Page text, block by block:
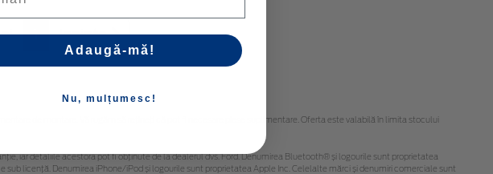
1 Inainte
de montare. Vă rugăm să rețineți că pot fi necesare piese suplimentare. Oferta este valabilă în limita stocului
iar detaliile acestora pot fi obținute de la dealerul dvs. Ford. Denumirea Bluetooth® și logourile sunt proprietatea
licență. Denumirea iPhone/iPod și logourile sunt proprietatea Apple Inc. Celelalte mărci și denumiri comerciale sunt
Adaugă-mă!
Nu, mulțumesc!